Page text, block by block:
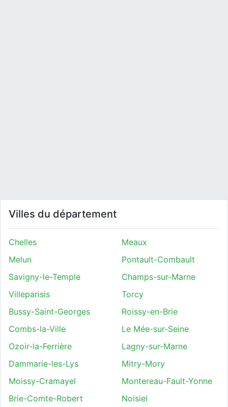
Villes du département
Chelles
Meaux
Melun
Pontault-Combault
Savigny-le-Temple
Champs-sur-Marne
Villeparisis
Torcy
Bussy-Saint-Georges
Roissy-en-Brie
Combs-la-Ville
Le Mée-sur-Seine
Ozoir-la-Ferrière
Lagny-sur-Marne
Dammarie-les-Lys
Mitry-Mory
Moissy-Cramayel
Montereau-Fault-Yonne
Brie-Comte-Robert
Noisiel